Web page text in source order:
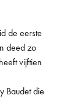
de eerste
deed zo
vijftien
Baudet die